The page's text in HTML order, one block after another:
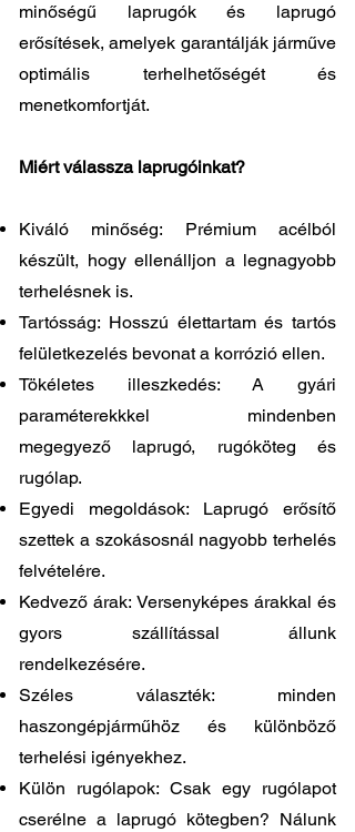
minőségű laprugók és laprugó
erősítések, amelyek garantálják járműve
optimális terhelhetőségét és
menetkomfortját.
Miért válassza laprugóinkat?
Kiváló minőség: Prémium acélból
készült, hogy ellenálljon a legnagyobb
terhelésnek is.
Tartósság: Hosszú élettartam és tartós
felületkezelés bevonat a korrózió ellen.
Tökéletes illeszkedés: A gyári
paraméterekkkel mindenben
megegyező laprugó, rugóköteg és
rugólap.
Egyedi megoldások: Laprugó erősítő
szettek a szokásosnál nagyobb terhelés
felvételére.
Kedvező árak: Versenyképes árakkal és
gyors szállítással állunk
rendelkezésére.
Széles választék: minden
haszongépjárműhöz és különböző
terhelési igényekhez.
Külön rugólapok: Csak egy rugólapot
cserélne a laprugó kötegben? Nálunk